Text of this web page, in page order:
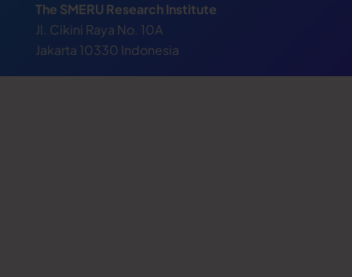
The SMERU Research Institute
Jl. Cikini Raya No. 10A
Jakarta 10330 Indonesia